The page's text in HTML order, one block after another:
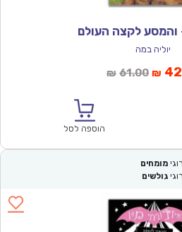
יוליה במה
₪ 61.00 ₪
הוספה לסל
מומחים
גולשים